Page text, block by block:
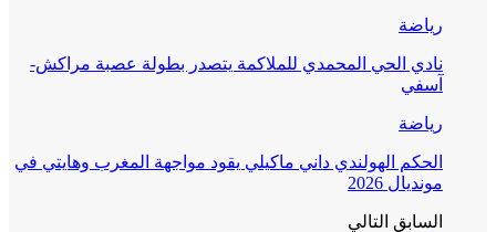
رياضة
نادي الحي المحمدي للملاكمة يتصدر بطولة عصبة مراكش-
آسفي
رياضة
الحكم الهولندي داني ماكيلي يقود مواجهة المغرب وهايتي في
مونديال 2026
السابق التالي